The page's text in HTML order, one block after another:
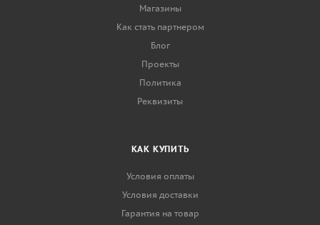
Магазины
Как стать партнером
Блог
Проекты
Политика
Реквизиты
КАК КУПИТЬ
Условия оплаты
Условия доставки
Гарантия на товар